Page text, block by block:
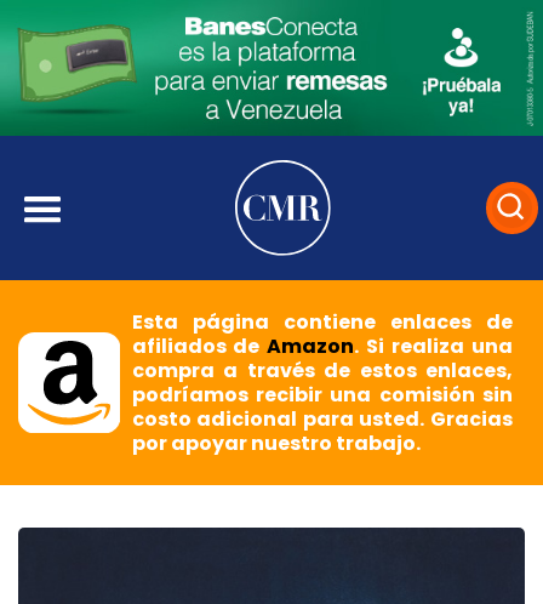
Esta página contiene enlaces de
afiliados deAmazon. Si realiza una
compra a través de estos enlaces,
podríamos recibir una comisión sin
costo adicional para usted. Gracias
por apoyar nuestro trabajo.